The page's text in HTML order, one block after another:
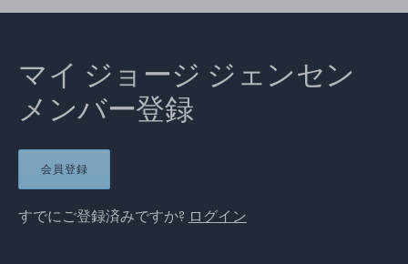
マイ ジョージ ジェンセン
メンバー登録
会員登録
すでにご登録済みですか? ログイン